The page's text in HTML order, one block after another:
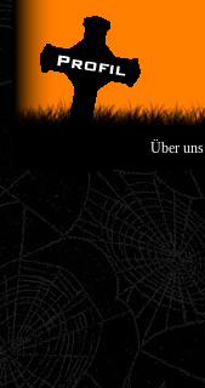
Über uns